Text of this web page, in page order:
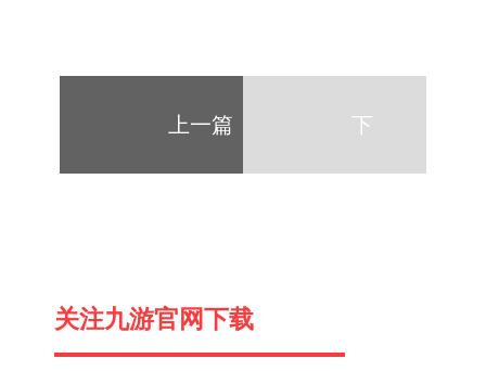
上一篇 下
关注九游官网下载